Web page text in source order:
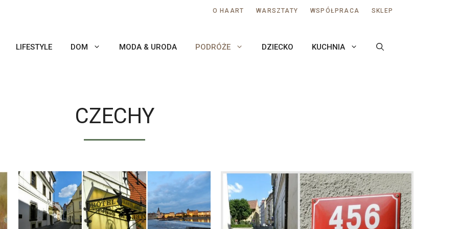
O HAART WARSZTATY WSPÓŁPRACA SKLEP
LIFESTYLE DOM MODA & URODA PODRÓŻE DZIECKO KUCHNIA
CZECHY